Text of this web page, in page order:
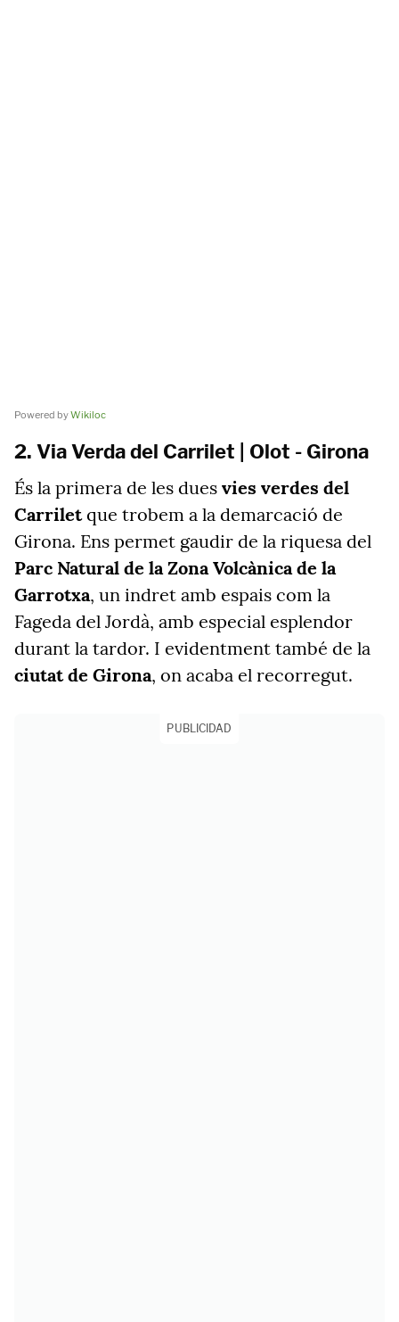
Powered byWikiloc
2. Via Verda del Carrilet | Olot - Girona
És la primera de les dues vies verdes del
Carriletque trobem a la demarcació de
Girona. Ens permet gaudir de la riquesa del
Parc Natural de la Zona Volcànica de la
Garrotxa, un indret amb espais com la
Fageda del Jordà, amb especial esplendor
durant la tardor. I evidentment també de la
ciutat de Girona, on acaba el recorregut.
PUBLICIDAD